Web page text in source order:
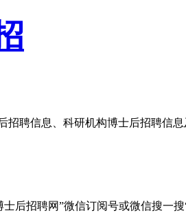
招聘信息、科研机构博士后招聘信
士后招聘网”微信订阅号或微信搜一